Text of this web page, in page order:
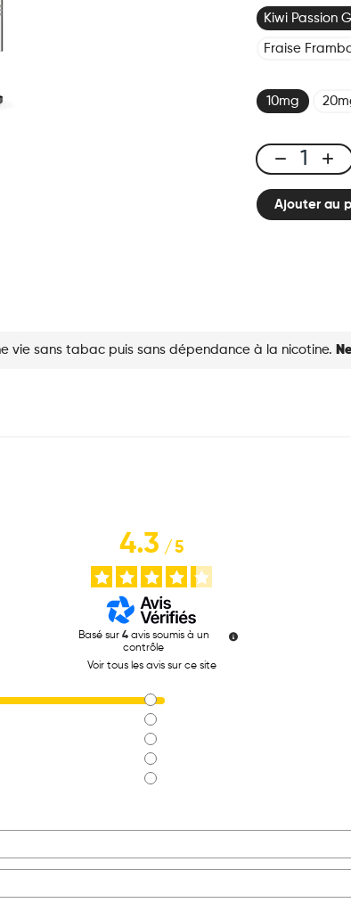
Kiwi Passion
Fraise
10mg
X-
ONE
PROAjouter au
vie sans tabac puis sans dépendance à la nicotine.
4.3/5
Basé sur 4 avis soumis à un
contrôle
Voir tous les avis sur ce site